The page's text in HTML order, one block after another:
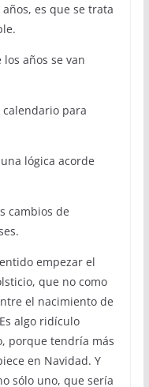
es que se trata
años se van
para
lógica acorde
cambios de
empezar el
que no como
el nacimiento de
algo ridículo
porque tendría más
en Navidad. Y
sólo uno, que sería